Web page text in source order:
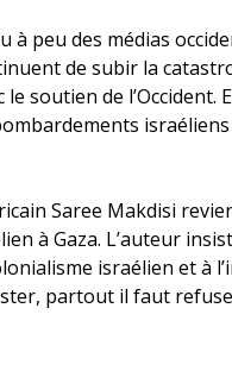
à peu des médias
de subir la
soutien de l’Occident.
Saree Makdisi
à Gaza. L’auteur
israélien et à
partout il faut